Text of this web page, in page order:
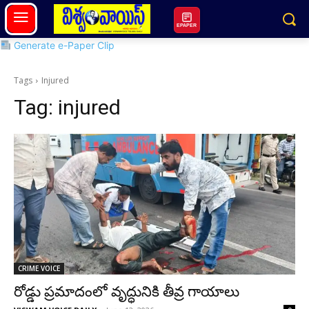
EPAPER
Generate e-Paper Clip
Tags Injured
Tag: injured
CRIME VOICE
రోడ్డు ప్రమాదంలో వృద్ధునికి తీవ్ర గాయాలు